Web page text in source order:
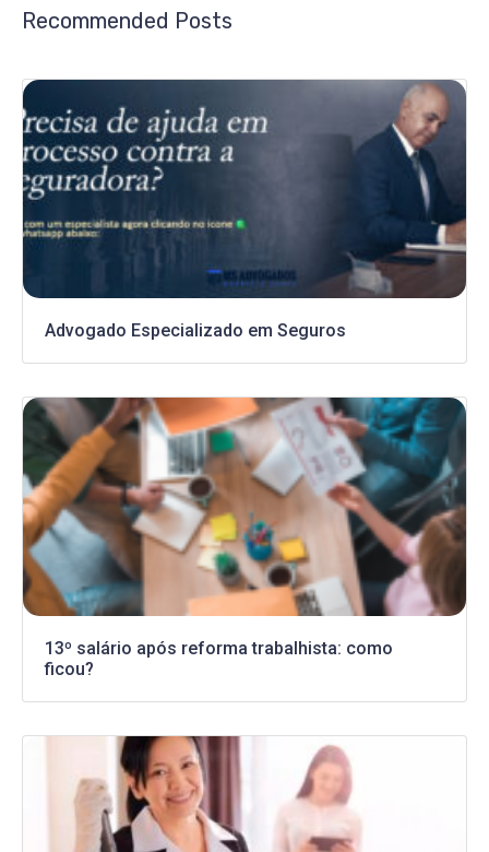
Recommended Posts
Advogado Especializado em Seguros
13º salário após reforma trabalhista: como
ficou?